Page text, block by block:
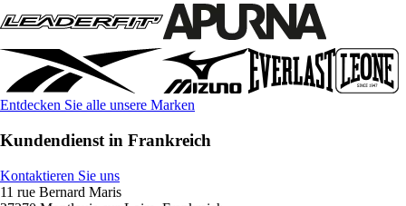
Entdecken Sie alle unsere Marken
Kundendienst in Frankreich
Kontaktieren Sie uns
11 rue Bernard Maris